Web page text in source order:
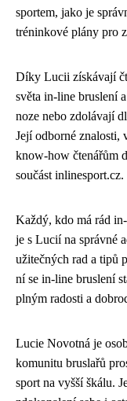
sportem, jako je
tréninkové plány pro
Díky Lucii získávají
světa in-line bruslení
noze nebo zdolávají
Její odborné znalosti,
know-how čtenářům
součást inlinesport.cz.
Každý, kdo má rád
je s Lucií na správné
užitečných rad a tipů
ní se in-line bruslení
plným radosti a
Lucie Novotná je
komunitu bruslařů
sport na vyšší škálu.